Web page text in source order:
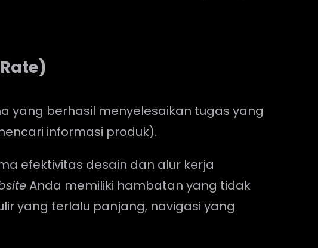
yang berhasil menyelesaikan tugas yang
informasi produk).
efektivitas desain dan alur kerja
Anda memiliki hambatan yang tidak
yang terlalu panjang, navigasi yang